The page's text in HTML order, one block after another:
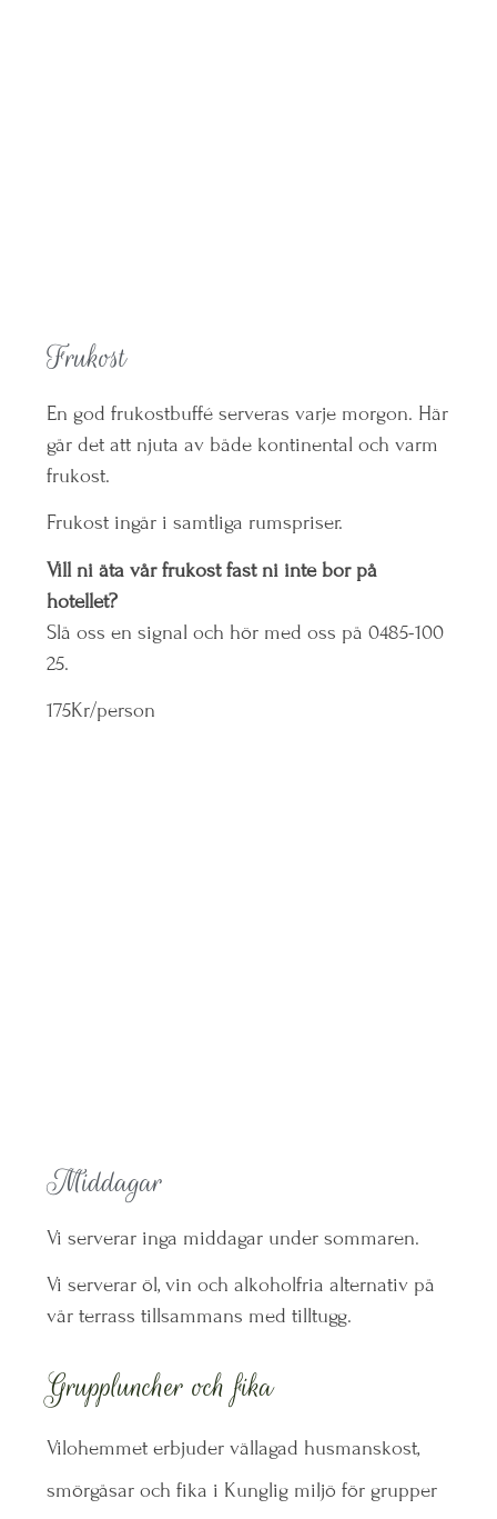
Frukost
En god frukostbuffé serveras varje morgon. Här
går det att njuta av både kontinental och varm
frukost.
Frukost ingår i samtliga rumspriser.
Vill ni äta vår frukost fast ni inte bor på
hotellet?
Slå oss en signal och hör med oss på 0485-100
25.
175Kr/person
Middagar
Vi serverar inga middagar under sommaren.
Vi serverar öl, vin och alkoholfria alternativ på
vår terrass tillsammans med tilltugg.
Gruppluncher och fika
Vilohemmet erbjuder vällagad husmanskost,
smörgåsar och fika i Kunglig miljö för grupper